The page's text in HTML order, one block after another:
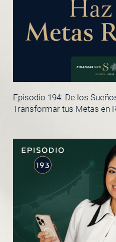
Episodio 194: De los
Transformar tus Metas en